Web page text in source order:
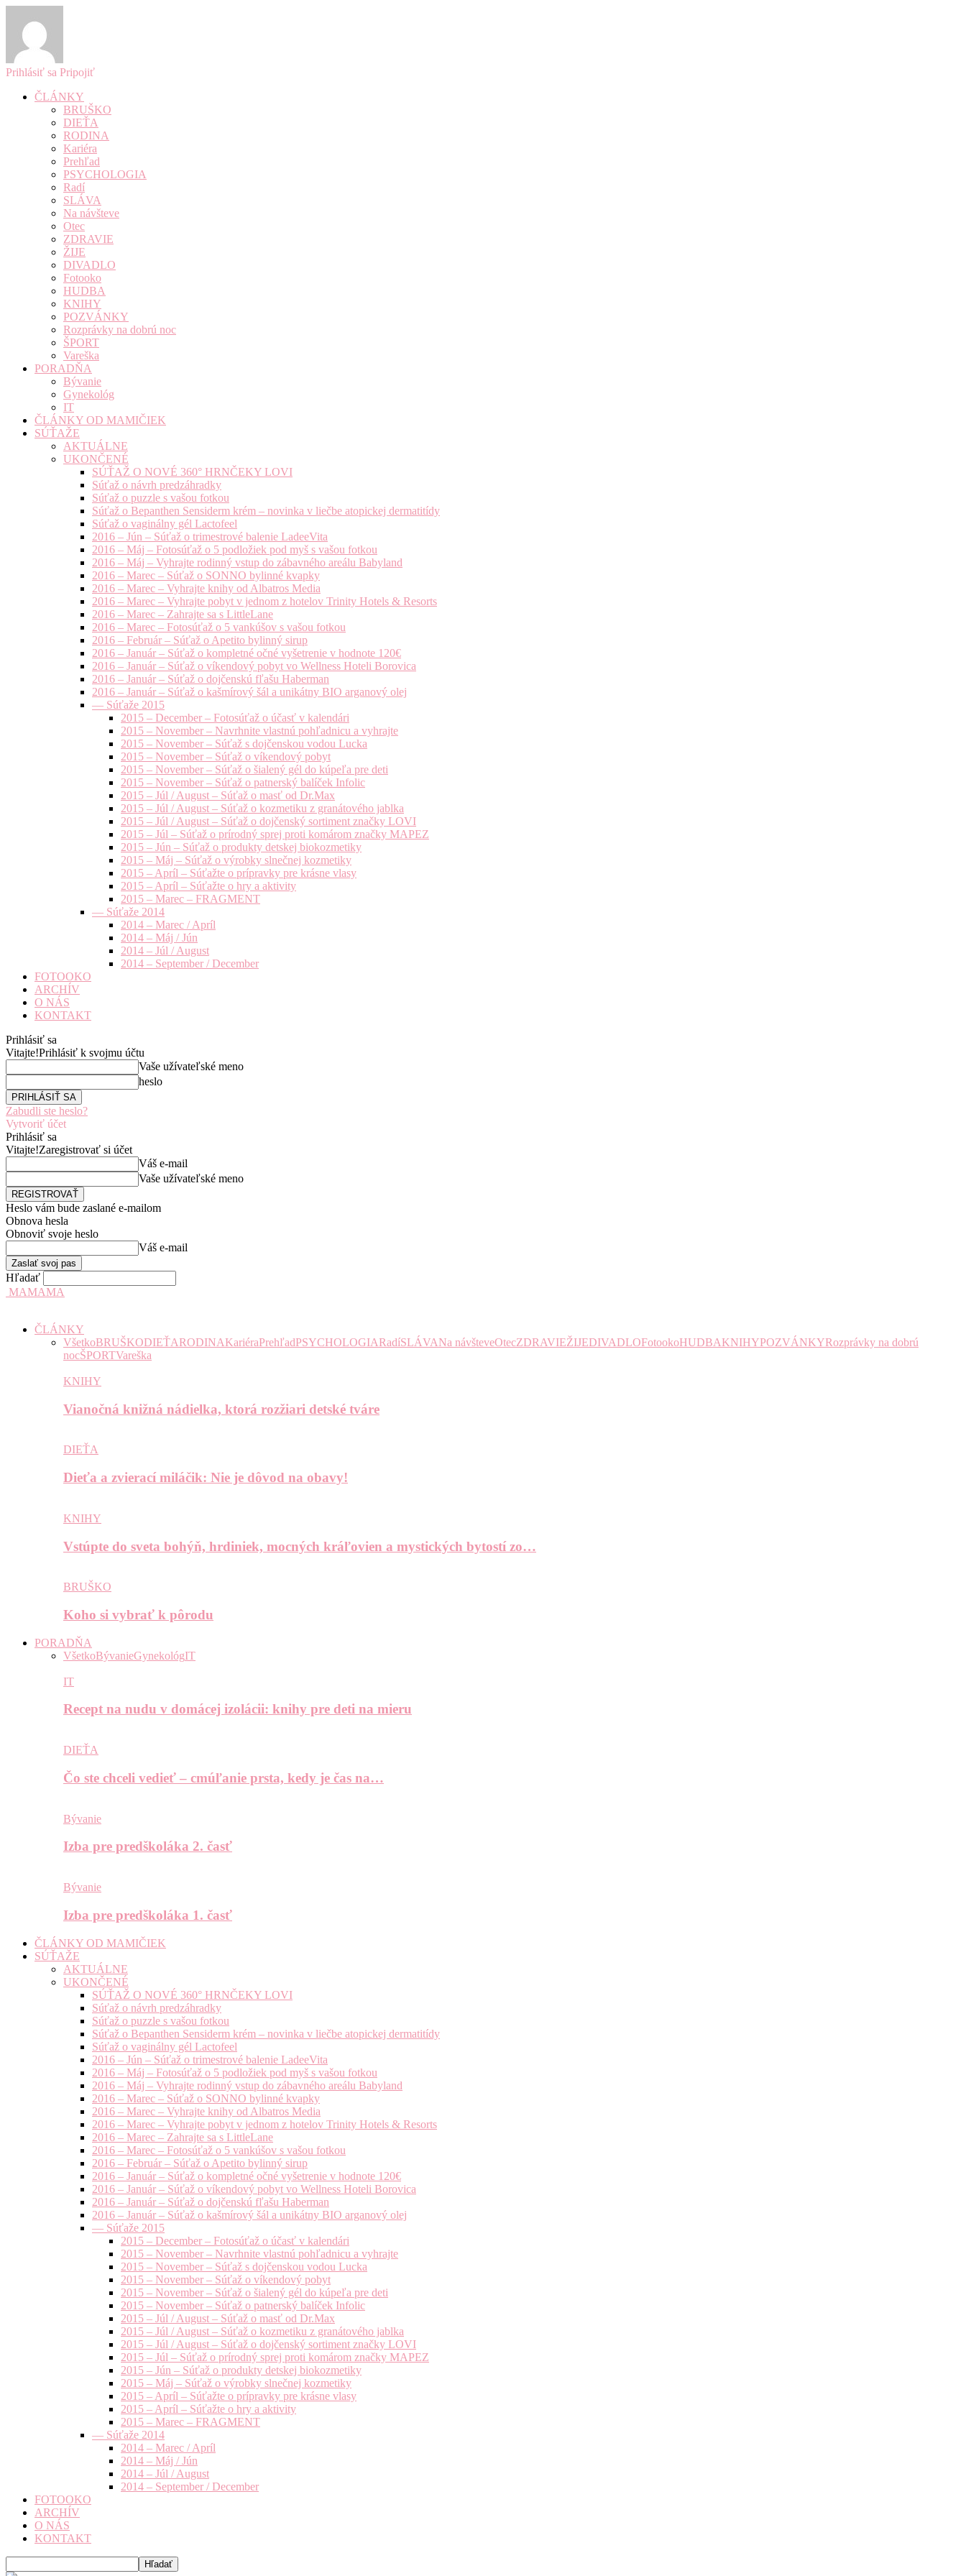
Prihlásiť sa Pripojiť
ČLÁNKY
BRUŠKO
DIEŤA
RODINA
Kariéra
Prehľad
PSYCHOLOGIA
Radí
SLÁVA
Na návšteve
Otec
ZDRAVIE
ŽIJE
DIVADLO
Fotooko
HUDBA
KNIHY
POZVÁNKY
Rozprávky na dobrú noc
ŠPORT
Vareška
PORADŇA
Bývanie
Gynekológ
IT
ČLÁNKY OD MAMIČIEK
SÚŤAŽE
AKTUÁLNE
UKONČENÉ
SÚŤAŽ O NOVÉ 360° HRNČEKY LOVI
Súťaž o návrh predzáhradky
Súťaž o puzzle s vašou fotkou
Súťaž o Bepanthen Sensiderm krém – novinka v liečbe atopickej dermatitídy
Súťaž o vaginálny gél Lactofeel
2016 – Jún – Súťaž o trimestrové balenie LadeeVita
2016 – Máj – Fotosúťaž o 5 podložiek pod myš s vašou fotkou
2016 – Máj – Vyhrajte rodinný vstup do zábavného areálu Babyland
2016 – Marec – Súťaž o SONNO bylinné kvapky
2016 – Marec – Vyhrajte knihy od Albatros Media
2016 – Marec – Vyhrajte pobyt v jednom z hotelov Trinity Hotels & Resorts
2016 – Marec – Zahrajte sa s LittleLane
2016 – Marec – Fotosúťaž o 5 vankúšov s vašou fotkou
2016 – Február – Súťaž o Apetito bylinný sirup
2016 – Január – Súťaž o kompletné očné vyšetrenie v hodnote 120€
2016 – Január – Súťaž o víkendový pobyt vo Wellness Hoteli Borovica
2016 – Január – Súťaž o dojčenskú fľašu Haberman
2016 – Január – Súťaž o kašmírový šál a unikátny BIO arganový olej
— Súťaže 2015
2015 – December – Fotosúťaž o účasť v kalendári
2015 – November – Navrhnite vlastnú pohľadnicu a vyhrajte
2015 – November – Súťaž s dojčenskou vodou Lucka
2015 – November – Súťaž o víkendový pobyt
2015 – November – Súťaž o šialený gél do kúpeľa pre deti
2015 – November – Súťaž o patnerský balíček Infolic
2015 – Júl / August – Súťaž o masť od Dr.Max
2015 – Júl / August – Súťaž o kozmetiku z granátového jablka
2015 – Júl / August – Súťaž o dojčenský sortiment značky LOVI
2015 – Júl – Súťaž o prírodný sprej proti komárom značky MAPEZ
2015 – Jún – Súťaž o produkty detskej biokozmetiky
2015 – Máj – Súťaž o výrobky slnečnej kozmetiky
2015 – Apríl – Súťažte o prípravky pre krásne vlasy
2015 – Apríl – Súťažte o hry a aktivity
2015 – Marec – FRAGMENT
— Súťaže 2014
2014 – Marec / Apríl
2014 – Máj / Jún
2014 – Júl / August
2014 – September / December
FOTOOKO
ARCHÍV
O NÁS
KONTAKT
Prihlásiť sa
Vitajte!Prihlásiť k svojmu účtu
Vaše užívateľské meno
heslo
Zabudli ste heslo?
Vytvoriť účet
Prihlásiť sa
Vitajte!Zaregistrovať si účet
Váš e-mail
Vaše užívateľské meno
Heslo vám bude zaslané e-mailom
Obnova hesla
Obnoviť svoje heslo
Váš e-mail
Hľadať
MAMAMA
ČLÁNKY
VšetkoBRUŠKODIEŤARODINAKariéraPrehľadPSYCHOLOGIARadíSLÁVANa návšteveOtecZDRAVIEŽIJEDIVADLOFotookoHUDBAKNIHYPOZVÁNKYRozprávky na dobrú
nocŠPORTVareška
KNIHY
Vianočná knižná nádielka, ktorá rozžiari detské tváre
DIEŤA
Dieťa a zvierací miláčik: Nie je dôvod na obavy!
KNIHY
Vstúpte do sveta bohýň, hrdiniek, mocných kráľovien a mystických bytostí zo…
BRUŠKO
Koho si vybrať k pôrodu
PORADŇA
VšetkoBývanieGynekológIT
IT
Recept na nudu v domácej izolácii: knihy pre deti na mieru
DIEŤA
Čo ste chceli vedieť – cmúľanie prsta, kedy je čas na…
Bývanie
Izba pre predškoláka 2. časť
Bývanie
Izba pre predškoláka 1. časť
ČLÁNKY OD MAMIČIEK
SÚŤAŽE
AKTUÁLNE
UKONČENÉ
SÚŤAŽ O NOVÉ 360° HRNČEKY LOVI
Súťaž o návrh predzáhradky
Súťaž o puzzle s vašou fotkou
Súťaž o Bepanthen Sensiderm krém – novinka v liečbe atopickej dermatitídy
Súťaž o vaginálny gél Lactofeel
2016 – Jún – Súťaž o trimestrové balenie LadeeVita
2016 – Máj – Fotosúťaž o 5 podložiek pod myš s vašou fotkou
2016 – Máj – Vyhrajte rodinný vstup do zábavného areálu Babyland
2016 – Marec – Súťaž o SONNO bylinné kvapky
2016 – Marec – Vyhrajte knihy od Albatros Media
2016 – Marec – Vyhrajte pobyt v jednom z hotelov Trinity Hotels & Resorts
2016 – Marec – Zahrajte sa s LittleLane
2016 – Marec – Fotosúťaž o 5 vankúšov s vašou fotkou
2016 – Február – Súťaž o Apetito bylinný sirup
2016 – Január – Súťaž o kompletné očné vyšetrenie v hodnote 120€
2016 – Január – Súťaž o víkendový pobyt vo Wellness Hoteli Borovica
2016 – Január – Súťaž o dojčenskú fľašu Haberman
2016 – Január – Súťaž o kašmírový šál a unikátny BIO arganový olej
— Súťaže 2015
2015 – December – Fotosúťaž o účasť v kalendári
2015 – November – Navrhnite vlastnú pohľadnicu a vyhrajte
2015 – November – Súťaž s dojčenskou vodou Lucka
2015 – November – Súťaž o víkendový pobyt
2015 – November – Súťaž o šialený gél do kúpeľa pre deti
2015 – November – Súťaž o patnerský balíček Infolic
2015 – Júl / August – Súťaž o masť od Dr.Max
2015 – Júl / August – Súťaž o kozmetiku z granátového jablka
2015 – Júl / August – Súťaž o dojčenský sortiment značky LOVI
2015 – Júl – Súťaž o prírodný sprej proti komárom značky MAPEZ
2015 – Jún – Súťaž o produkty detskej biokozmetiky
2015 – Máj – Súťaž o výrobky slnečnej kozmetiky
2015 – Apríl – Súťažte o prípravky pre krásne vlasy
2015 – Apríl – Súťažte o hry a aktivity
2015 – Marec – FRAGMENT
— Súťaže 2014
2014 – Marec / Apríl
2014 – Máj / Jún
2014 – Júl / August
2014 – September / December
FOTOOKO
ARCHÍV
O NÁS
KONTAKT